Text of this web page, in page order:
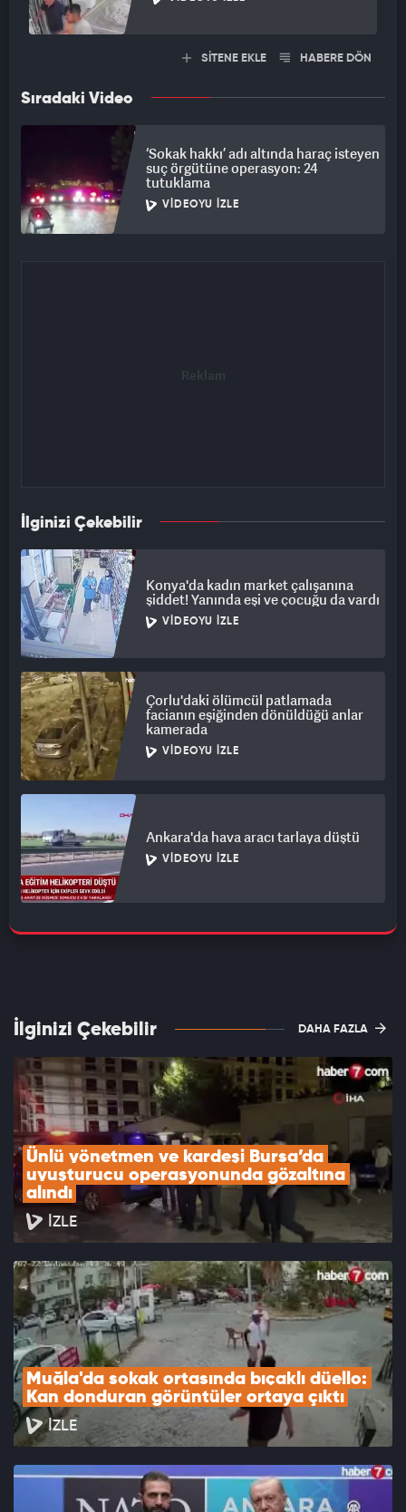
SİTENE EKLE HABERE DÖN
Sıradaki Video
‘Sokak hakkı’ adı altında haraç isteyen
suç örgütüne operasyon: 24
tutuklama
VIDEOYU İZLE
İlginizi Çekebilir
Konya'da kadın market çalışanına
şiddet! Yanında eşi ve çocuğu da vardı
VIDEOYU İZLE
Çorlu'daki ölümcül patlamada
facianın eşiğinden dönüldüğü anlar
kamerada
VIDEOYU İZLE
Ankara'da hava aracı tarlaya düştü
VIDEOYU İZLE
İlginizi Çekebilir DAHA FAZLA
Ünlü yönetmen ve kardeşi Bursa’da
uyuşturucu operasyonunda gözaltına
alındı
İZLE
Muğla'da sokak ortasında bıçaklı düello:
Kan donduran görüntüler ortaya çıktı
İZLE